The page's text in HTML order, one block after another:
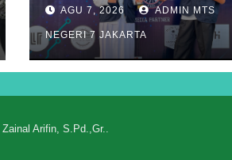
pada Ajang UNISMA
AGU 7, 2026 ADMIN MTS
NEGERI 7 JAKARTA
Zainal Arifin, S.Pd.,Gr.